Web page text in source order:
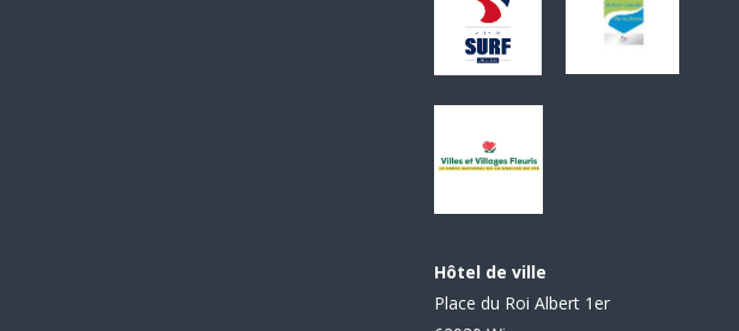
Hôtel de ville
Place du Roi Albert 1er